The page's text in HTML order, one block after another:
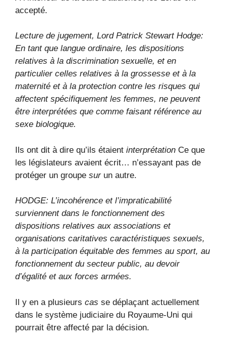
accepté.
Lecture de jugement, Lord Patrick Stewart Hodge:
En tant que langue ordinaire, les dispositions
relatives à la discrimination sexuelle, et en
particulier celles relatives à la grossesse et à la
maternité et à la protection contre les risques qui
affectent spécifiquement les femmes, ne peuvent
être interprétées que comme faisant référence au
sexe biologique.
Ils ont dit à dire qu’ils étaient interprétation Ce que
les législateurs avaient écrit… n’essayant pas de
protéger un groupe sur un autre.
HODGE: L’incohérence et l’impraticabilité
surviennent dans le fonctionnement des
dispositions relatives aux associations et
organisations caritatives caractéristiques sexuels,
à la participation équitable des femmes au sport, au
fonctionnement du secteur public, au devoir
d’égalité et aux forces armées.
Il y en a plusieurs cas se déplaçant actuellement
dans le système judiciaire du Royaume-Uni qui
pourrait être affecté par la décision.